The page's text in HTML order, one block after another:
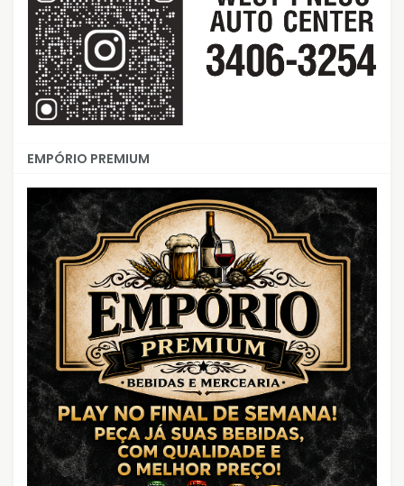
EMPÓRIO PREMIUM